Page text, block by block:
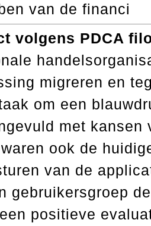
van de financi
volgens PDCA
migreren en
om een
met
ook de
van de
gebruikersgroep
positieve